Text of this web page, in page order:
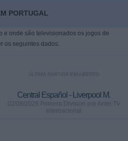
PORTUGAL
e onde são televisionados os jogos de
os seguintes dados:
ÚLTIMA PARTIDA EM ABERTO
Central Español - Liverpool M.
02/08/2026 Primera Division por Antel TV
Internacional